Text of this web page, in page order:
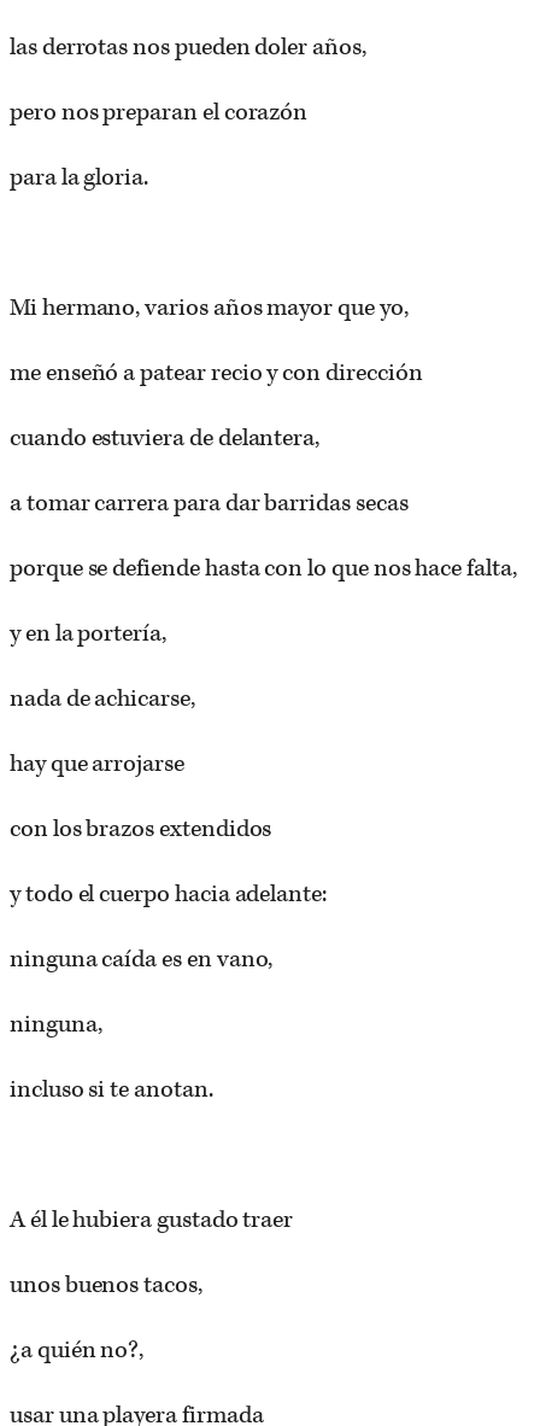
las derrotas nos pueden doler años,
pero nos preparan el corazón
para la gloria.
Mi hermano, varios años mayor que yo,
me enseñó a patear recio y con dirección
cuando estuviera de delantera,
a tomar carrera para dar barridas secas
porque se defiende hasta con lo que nos hace falta,
y en la portería,
nada de achicarse,
hay que arrojarse
con los brazos extendidos
y todo el cuerpo hacia adelante:
ninguna caída es en vano,
ninguna,
incluso si te anotan.
A él le hubiera gustado traer
unos buenos tacos,
¿a quién no?,
usar una playera firmada